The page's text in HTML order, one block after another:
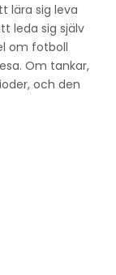
lära sig leva
leda sig själv
om fotboll
Om tankar,
och den